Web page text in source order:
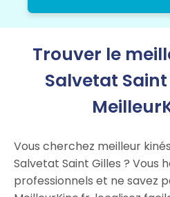
Trouver le
Salvetat
Vous cherchez meilleur
Salvetat Saint Gilles ? Vous
professionnels et ne savez